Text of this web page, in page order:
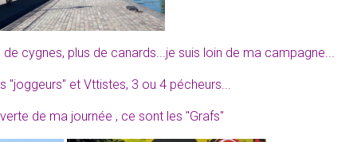
cygnes, plus de canards...je suis loin de ma campagne...
"joggeurs" et Vttistes, 3 ou 4 pécheurs...
de ma journée , ce sont les "Grafs"